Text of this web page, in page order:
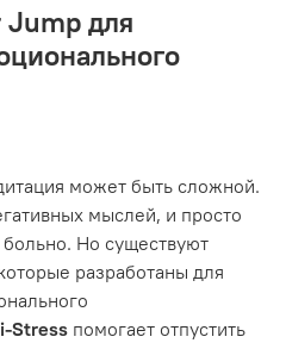
для
может быть сложной.
мыслей, и просто
Но существуют
разработаны для
Stress помогает отпустить